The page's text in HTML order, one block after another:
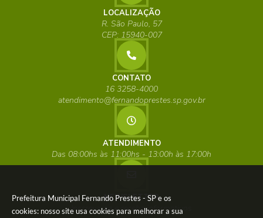
Prefeitura Municipal Fernando Prestes - SP e os
cookies: nosso site usa cookies para melhorar a sua
LOCALIZAÇÃO
R. São Paulo, 57
CEP: 15940-007
CONTATO
16 3258-4000
atendimento@fernandoprestes.sp.gov.br
ATENDIMENTO
Das 08:00hs às 11:00hs - 13:00h às 17:00h
NEWSLETTER
Inscreva-se e receba informativos